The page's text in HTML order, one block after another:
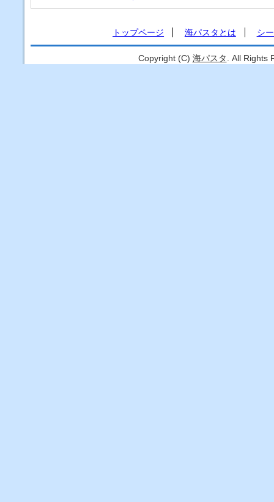
トップページ 海パスタとは シ
Copyright (C) 海パスタ . All Rights